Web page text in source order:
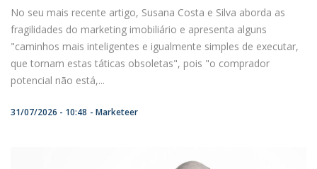
No seu mais recente artigo, Susana Costa e Silva aborda as
fragilidades do marketing imobiliário e apresenta alguns
"caminhos mais inteligentes e igualmente simples de executar,
que tornam estas táticas obsoletas", pois "o comprador
potencial não está,...
31/07/2026 - 10:48 Marketeer